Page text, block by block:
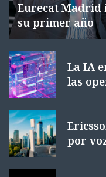
Eurecat Madrid
su primer año
La IA
las
por